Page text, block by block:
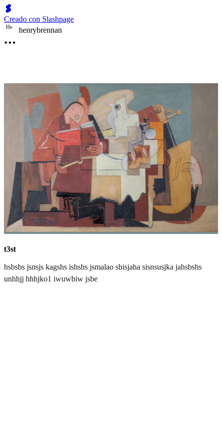
Creado con Slashpage
He henrybrennan
t3st
hsbsbs jsnsjs kagshs ishshs jsmalao sbisjaha sisnsusjka jahsbshs
unhhjj hhhjko1 iwuwbiw jsbe